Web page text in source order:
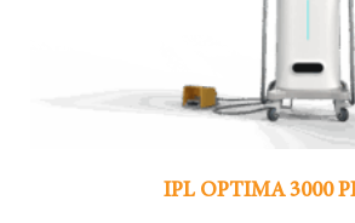
IPL OPTIMA 3000